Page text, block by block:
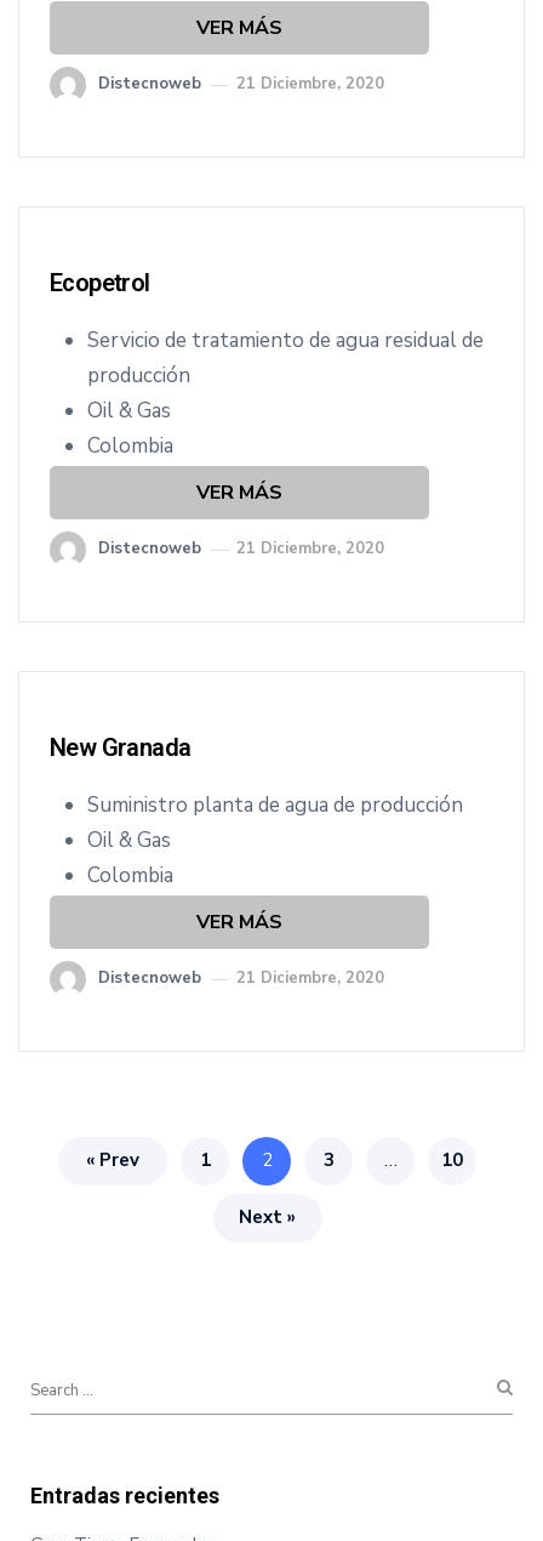
VER MÁS
Distecnoweb 21 Diciembre, 2020
Ecopetrol
Servicio de tratamiento de agua residual de
producción
Oil & Gas
Colombia
VER MÁS
Distecnoweb 21 Diciembre, 2020
New Granada
Suministro planta de agua de producción
Oil & Gas
Colombia
VER MÁS
Distecnoweb 21 Diciembre, 2020
« Prev 1 2 3 … 10
Next »
Entradas recientes